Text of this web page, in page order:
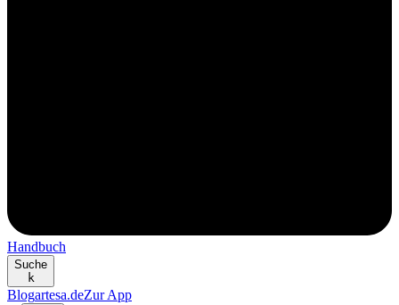
Handbuch
Suche
k
Blogartesa.deZur App